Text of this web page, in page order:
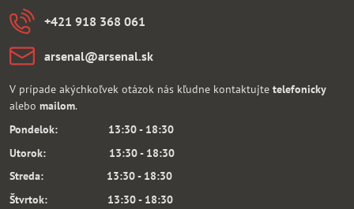
+421 918 368 061
arsenal​@arsenal​.sk
V prípade akýchkoľvek otázok nás kľudne kontaktujte telefonicky
alebo mailom.
Pondelok: 13:30 - 18:30
Utorok: 13:30 - 18:30
Streda: 13:30 - 18:30
Štvrtok: 13:30 - 18:30